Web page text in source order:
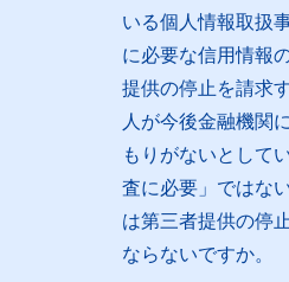
いる個人情報取扱
に必要な信用情報
提供の停止を請求
人が今後金融機関
もりがないとして
査に必要」ではな
は第三者提供の停
ならないですか。